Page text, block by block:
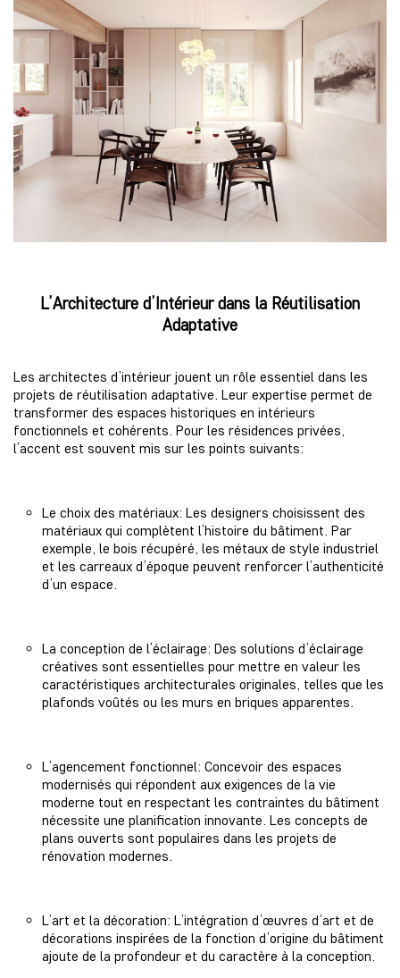
L’Architecture d’Intérieur dans la Réutilisation
Adaptative
Les architectes d’intérieur jouent un rôle essentiel dans les
projets de réutilisation adaptative. Leur expertise permet de
transformer des espaces historiques en intérieurs
fonctionnels et cohérents. Pour les résidences privées,
l’accent est souvent mis sur les points suivants:
Le choix des matériaux: Les designers choisissent des
matériaux qui complètent l’histoire du bâtiment. Par
exemple, le bois récupéré, les métaux de style industriel
et les carreaux d’époque peuvent renforcer l’authenticité
d’un espace.
La conception de l’éclairage: Des solutions d’éclairage
créatives sont essentielles pour mettre en valeur les
caractéristiques architecturales originales, telles que les
plafonds voûtés ou les murs en briques apparentes.
L’agencement fonctionnel: Concevoir des espaces
modernisés qui répondent aux exigences de la vie
moderne tout en respectant les contraintes du bâtiment
nécessite une planification innovante. Les concepts de
plans ouverts sont populaires dans les projets de
rénovation modernes.
L’art et la décoration: L’intégration d’œuvres d’art et de
décorations inspirées de la fonction d’origine du bâtiment
ajoute de la profondeur et du caractère à la conception.